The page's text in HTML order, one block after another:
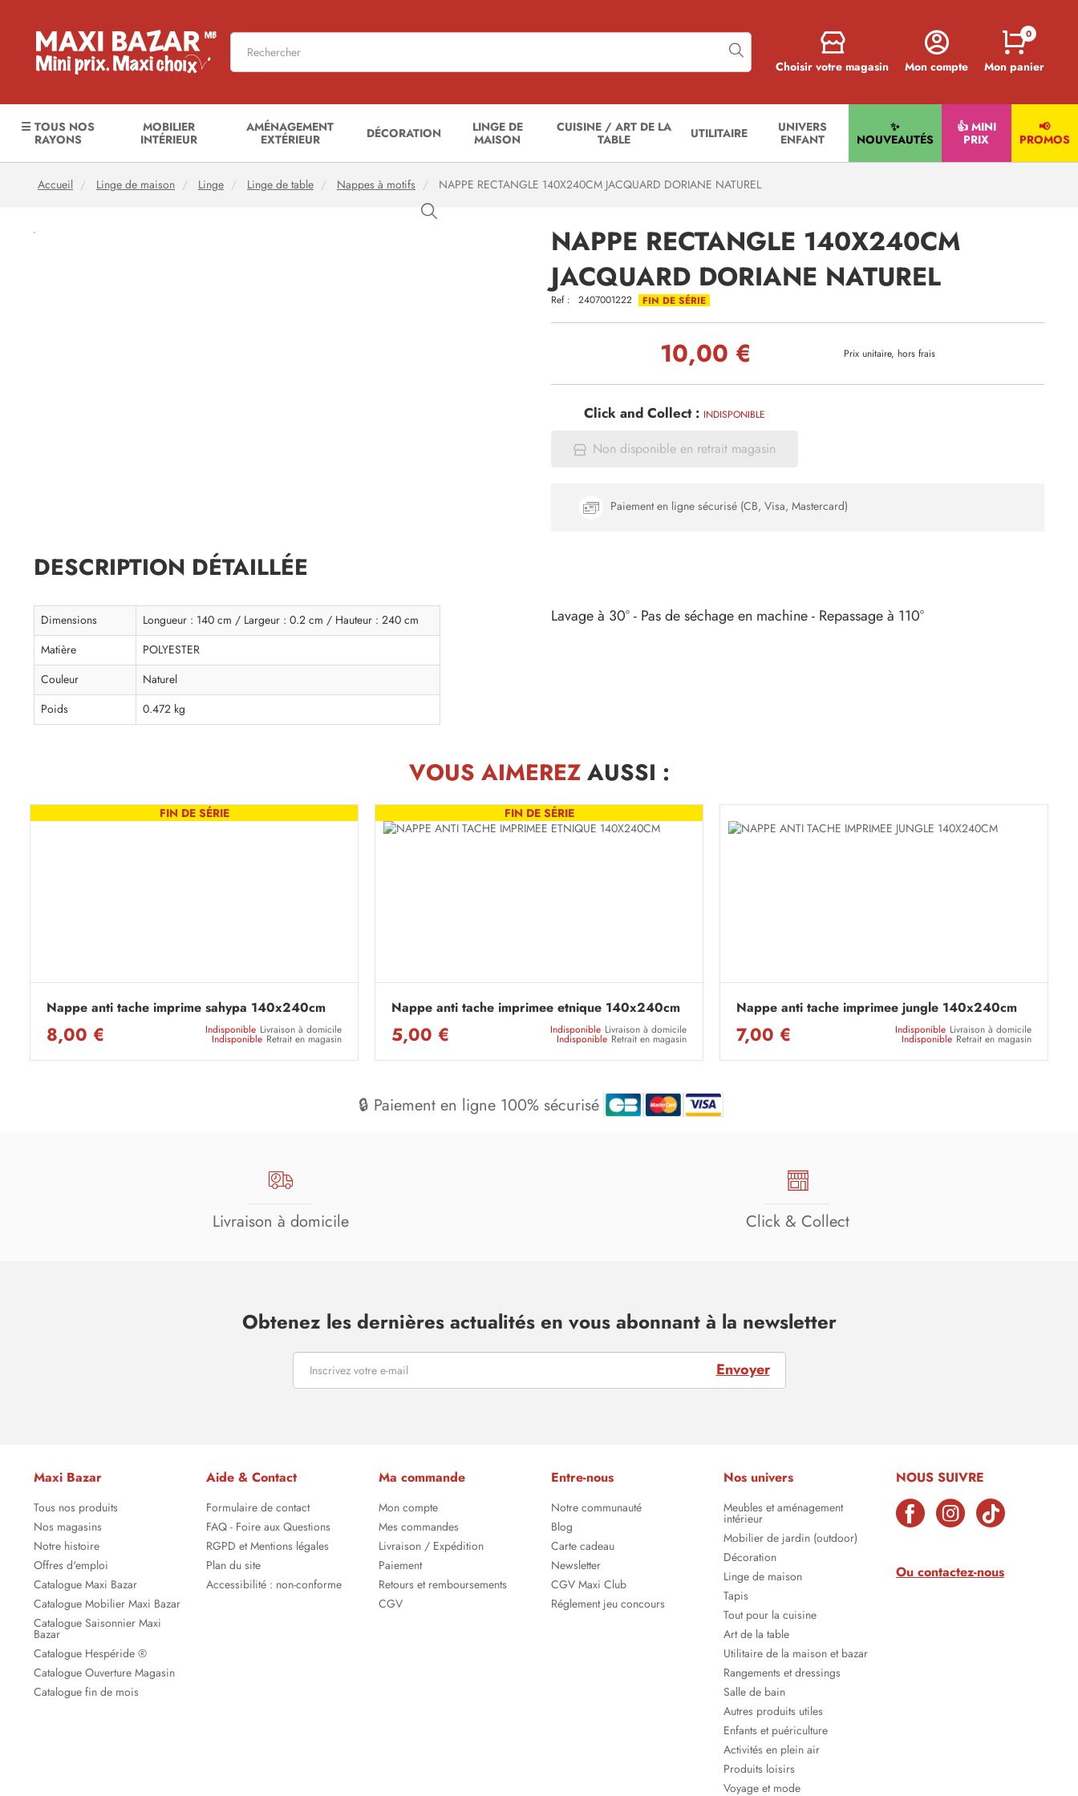
Choisir votre magasin Mon compte Mon panier
0
☰ TOUS NOS
RAYONS
MOBILIER
INTÉRIEUR
AMÉNAGEMENT
EXTÉRIEUR
DÉCORATION
LINGE DE
MAISON
CUISINE / ART DE LA
TABLE
UTILITAIRE
UNIVERS
ENFANT
✨
NOUVEAUTÉS
👍 MINI
PRIX
📢
PROMOS
Accueil Linge de maison Linge Linge de table Nappes à motifs NAPPE RECTANGLE 140X240CM JACQUARD DORIANE NATUREL
NAPPE RECTANGLE 140X240CM
JACQUARD DORIANE NATUREL
Ref : 2407001222 FIN DE SÉRIE
10,00 € Prix unitaire, hors frais
Click and Collect : INDISPONIBLE
Non disponible en retrait magasin
Paiement en ligne sécurisé (CB, Visa, Mastercard)
DESCRIPTION DÉTAILLÉE
Dimensions
Longueur : 140 cm / Largeur : 0.2 cm / Hauteur : 240 cm
Matière
POLYESTER
Couleur
Naturel
Poids
0.472 kg
Lavage à 30° - Pas de séchage en machine - Repassage à 110°
VOUS AIMEREZAUSSI :
FIN DE SÉRIE
Nappe anti tache imprime sahypa 140x240cm
8,00 € Indisponible Livraison à domicile
Indisponible Retrait en magasin
FIN DE SÉRIE
Nappe anti tache imprimee etnique 140x240cm
5,00 € Indisponible Livraison à domicile
Indisponible Retrait en magasin
Nappe anti tache imprimee jungle 140x240cm
7,00 € Indisponible Livraison à domicile
Indisponible Retrait en magasin
🔒 Paiement en ligne 100% sécurisé
Livraison à domicile Click & Collect
Obtenez les dernières actualités en vous abonnant à la newsletter
Envoyer
Maxi Bazar
Tous nos produits
Nos magasins
Notre histoire
Offres d'emploi
Catalogue Maxi Bazar
Catalogue Mobilier Maxi Bazar
Catalogue Saisonnier Maxi
Bazar
Catalogue Hespéride ®
Catalogue Ouverture Magasin
Catalogue fin de mois
Aide & Contact
Formulaire de contact
FAQ - Foire aux Questions
RGPD et Mentions légales
Plan du site
Accessibilité : non-conforme
Ma commande
Mon compte
Mes commandes
Livraison / Expédition
Paiement
Retours et remboursements
CGV
Entre-nous
Notre communauté
Blog
Carte cadeau
Newsletter
CGV Maxi Club
Réglement jeu concours
Nos univers
Meubles et aménagement
intérieur
Mobilier de jardin (outdoor)
Décoration
Linge de maison
Tapis
Tout pour la cuisine
Art de la table
Utilitaire de la maison et bazar
Rangements et dressings
Salle de bain
Autres produits utiles
Enfants et puériculture
Activités en plein air
Produits loisirs
Voyage et mode
NOUS SUIVRE
Ou contactez-nous